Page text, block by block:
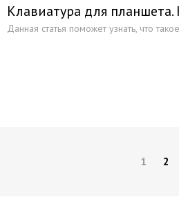
Клавиатура для
Данная статья поможет узнать, что
1 2